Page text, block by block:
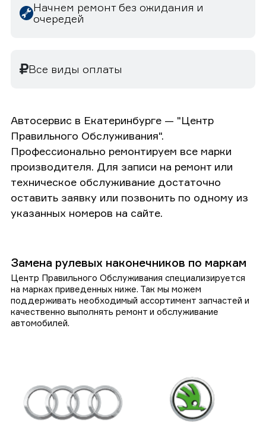
Начнем ремонт без ожидания и
очередей
Все виды оплаты
Автосервис в Екатеринбурге — "Центр
Правильного Обслуживания".
Профессионально ремонтируем все марки
производителя. Для записи на ремонт или
техническое обслуживание достаточно
оставить заявку или позвонить по одному из
указанных номеров на сайте.
Замена рулевых наконечников по маркам
Центр Правильного Обслуживания специализируется
на марках приведенных ниже. Так мы можем
поддерживать необходимый ассортимент запчастей и
качественно выполнять ремонт и обслуживание
автомобилей.